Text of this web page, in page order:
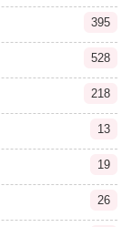
395
528
218
13
19
26